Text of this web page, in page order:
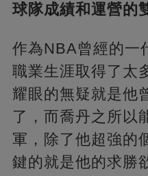
球隊成績和運營的
作為NBA曾經的一
職業生涯取得了太
耀眼的無疑就是他
了，而喬丹之所以
軍，除了他超強的
鍵的就是他的求勝